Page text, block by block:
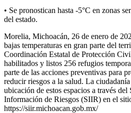
• Se pronostican hasta -5°C en zonas
del estado.
Morelia, Michoacán, 26 de enero de
bajas temperaturas en gran parte del
Coordinación Estatal de Protección
habilitados y listos 256 refugios
parte de las acciones preventivas para
reducir riesgos a la salud. La
ubicación de estos espacios a través del
Información de Riesgos (SIIR) en el
https://siir.michoacan.gob.mx/